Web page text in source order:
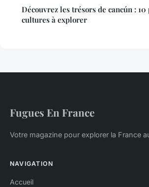
Découvrez les trésors de cancún : 10
cultures à explorer
Fugues En France
Votre magazine pour explorer la France
NAVIGATION
Accueil